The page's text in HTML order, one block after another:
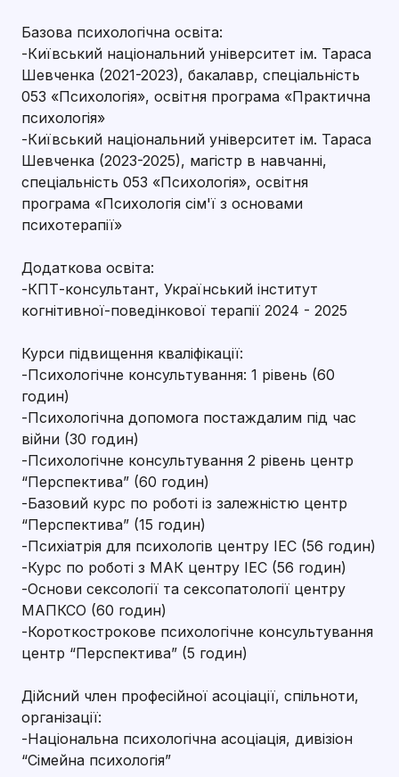
Базова психологічна освіта:
-Київський національний університет ім. Тараса
Шевченка (2021-2023), бакалавр, спеціальність
053 «Психологія», освітня програма «Практична
психологія»
-Київський національний університет ім. Тараса
Шевченка (2023-2025), магістр в навчанні,
спеціальність 053 «Психологія», освітня
програма «Психологія сім'ї з основами
психотерапії»
Додаткова освіта:
-КПТ-консультант, Український інститут
когнітивної-поведінкової терапії 2024 - 2025
Курси підвищення кваліфікації:
-Психологічне консультування: 1 рівень (60
годин)
-Психологічна допомога постаждалим під час
війни (30 годин)
-Психологічне консультування 2 рівень центр
“Перспектива” (60 годин)
-Базовий курс по роботі із залежністю центр
“Перспектива” (15 годин)
-Психіатрія для психологів центру IEC (56 годин)
-Курс по роботі з МАК центру IEC (56 годин)
-Основи сексології та сексопатології центру
МАПКСО (60 годин)
-Короткострокове психологічне консультування
центр “Перспектива” (5 годин)
Дійсний член професійної асоціації, спільноти,
організації:
-Національна психологічна асоціація, дивізіон
“Сімейна психологія”